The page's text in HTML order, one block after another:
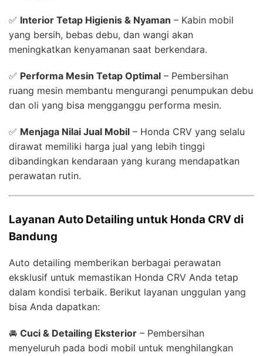
✅ Interior Tetap Higienis & Nyaman – Kabin mobil
yang bersih, bebas debu, dan wangi akan
meningkatkan kenyamanan saat berkendara.
✅ Performa Mesin Tetap Optimal – Pembersihan
ruang mesin membantu mengurangi penumpukan debu
dan oli yang bisa mengganggu performa mesin.
✅ Menjaga Nilai Jual Mobil – Honda CRV yang selalu
dirawat memiliki harga jual yang lebih tinggi
dibandingkan kendaraan yang kurang mendapatkan
perawatan rutin.
Layanan Auto Detailing untuk Honda CRV di
Bandung
Auto detailing memberikan berbagai perawatan
eksklusif untuk memastikan Honda CRV Anda tetap
dalam kondisi terbaik. Berikut layanan unggulan yang
bisa Anda dapatkan:
🚘 Cuci & Detailing Eksterior – Pembersihan
menyeluruh pada bodi mobil untuk menghilangkan